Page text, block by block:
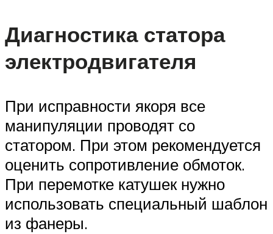
Диагностика статора
электродвигателя
При исправности якоря все
манипуляции проводят со
статором. При этом рекомендуется
оценить сопротивление обмоток.
При перемотке катушек нужно
использовать специальный шаблон
из фанеры.